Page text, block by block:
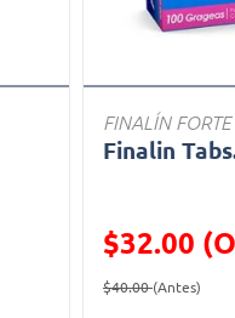
FINALÍN FORTE
Finalin
$32.00
Precio
$40.00(Antes)